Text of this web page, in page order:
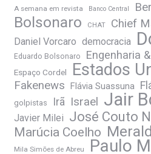
A semana em revista Banco Central
Bolsonaro CHAT Chief
Daniel Vorcaro democracia
Eduardo Bolsonaro Engenharia
Espaço Cordel Estados
Fakenews Flávia Suassuna
golpistas Irã Israel Jair
Javier Milei José Couto
Marúcia Coelho
Mila Simões de Abreu Paulo